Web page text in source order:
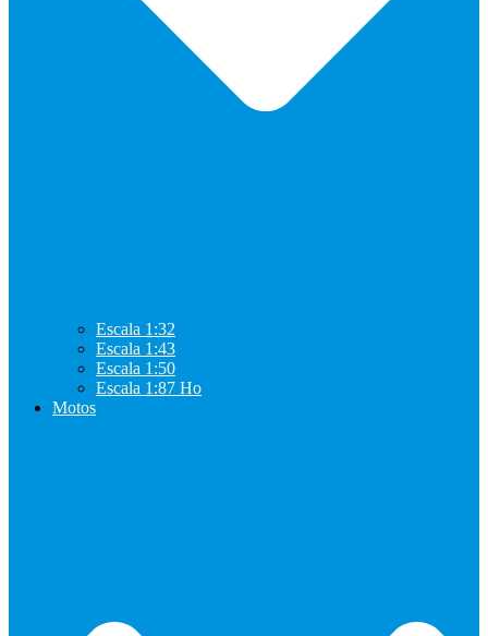
Escala 1:32
Escala 1:43
Escala 1:50
Escala 1:87 Ho
Motos